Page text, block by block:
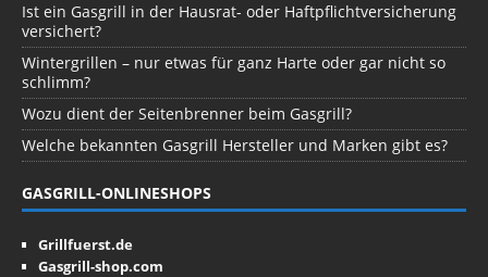
Ist ein Gasgrill in der Hausrat- oder Haftpflichtversicherung
versichert?
Wintergrillen – nur etwas für ganz Harte oder gar nicht so
schlimm?
Wozu dient der Seitenbrenner beim Gasgrill?
Welche bekannten Gasgrill Hersteller und Marken gibt es?
GASGRILL-ONLINESHOPS
Grillfuerst.de
Gasgrill-shop.com